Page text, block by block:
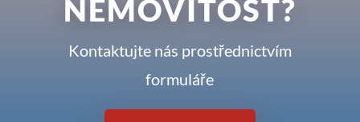
NEMOVITOST?
Kontaktujte nás prostřednictvím
formuláře